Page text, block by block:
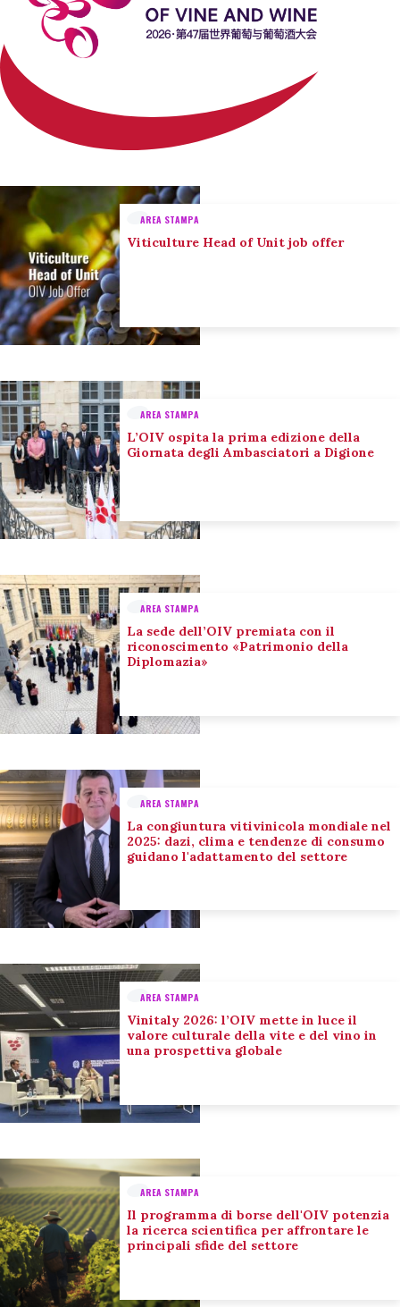
AREA STAMPA
Viticulture Head of Unit job offer
AREA STAMPA
L’OIV ospita la prima edizione della
Giornata degli Ambasciatori a Digione
AREA STAMPA
La sede dell’OIV premiata con il
riconoscimento «Patrimonio della
Diplomazia»
AREA STAMPA
La congiuntura vitivinicola mondiale nel
2025: dazi, clima e tendenze di consumo
guidano l'adattamento del settore
AREA STAMPA
Vinitaly 2026: l’OIV mette in luce il
valore culturale della vite e del vino in
una prospettiva globale
AREA STAMPA
Il programma di borse dell'OIV potenzia
la ricerca scientifica per affrontare le
principali sfide del settore